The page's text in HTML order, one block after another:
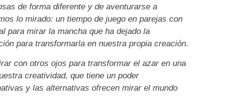
de forma diferente y de aventurarse a
lo mirado: un tiempo de juego en parejas con
para mirar la mancha que ha dejado la
para transformarla en nuestra propia creación.
con otros ojos para transformar el azar en una
creatividad, que tiene un poder
y las alternativas ofrecen mirar el mundo